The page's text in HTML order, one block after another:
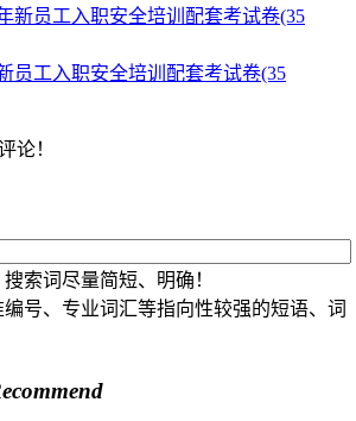
员工入职安全培训配套考试卷(35
论！
索词尽量简短、明确！
号、专业词汇等指向性较强的短语、词